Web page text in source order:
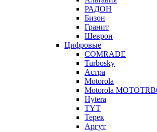
РАДОН
Бизон
Гранит
Шеврон
Цифровые
COMRADE
Turbosky
Астра
Motorola
Motorola
Hytera
TYT
Терек
Аргут